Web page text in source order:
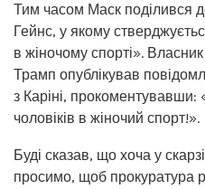
Тим часом Маск поділився
Гейнс, у якому
в жіночому спорті».
Трамп опублікував
з Каріні, прокоментувавши:
чоловіків в жіночий спорт!».
Буді сказав, що хоча у
просимо, щоб прокуратура